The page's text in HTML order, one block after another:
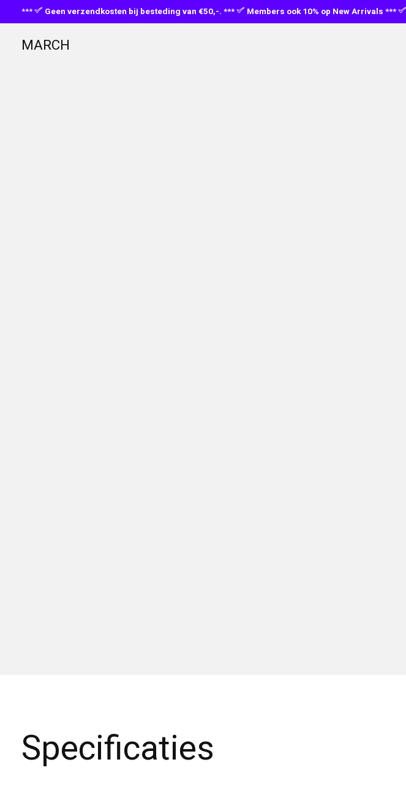
*** Geen verzendkosten bij besteding van €50,-. *** Members ook 10% op New Arrivals ***
MARCH
Specificaties